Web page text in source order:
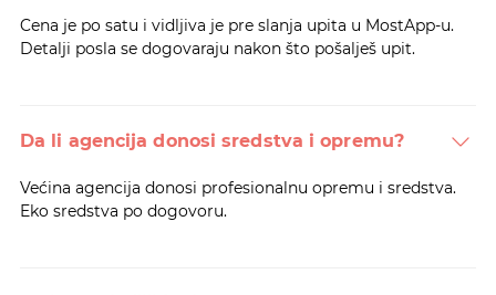
Cena je po satu i vidljiva je pre slanja upita u MostApp-u.
Detalji posla se dogovaraju nakon što pošalješ upit.
Da li agencija donosi sredstva i opremu?
Većina agencija donosi profesionalnu opremu i sredstva.
Eko sredstva po dogovoru.